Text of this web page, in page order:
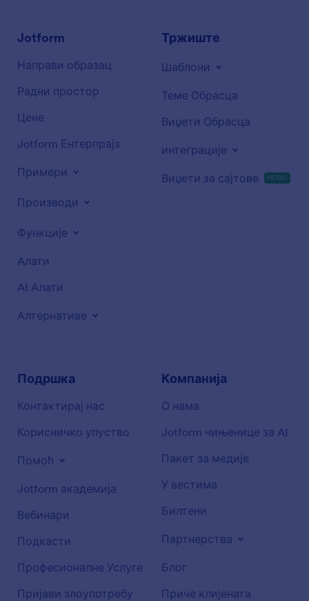
Jotform
Направи образац
Радни простор
Цене
Jotform Ентерпрајз
Примери
Производи
Функције
Aлати
AI Алати
Алтернативе
Тржиште
Шаблони
Теме Обрасца
Виџети Обрасца
интеграције
Виџети за сајтове НОВО
Подршка
Контактирај нас
Корисничко упуство
Помоћ
Jotform академија
Вебинари
Подкасти
Професионалне Услуге
Пријави злоупотребу
Компанија
О нама
Jotform чињенице за AI
Пакет за медије
У вестима
Билтени
Партнерства
Блог
Приче клијената